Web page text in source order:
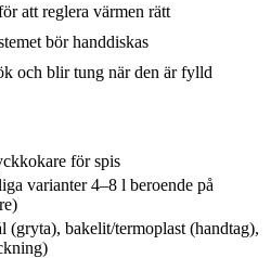
att reglera värmen rätt
bör handdiskas
och blir tung när den är fylld
för spis
varianter 4–8 l beroende på
(gryta), bakelit/termoplast (handtag),